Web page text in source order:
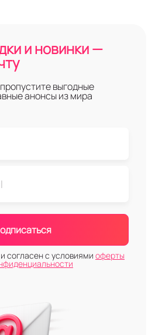
и новинки —
выгодные
анонсы из мира
согласен с условиями оферты